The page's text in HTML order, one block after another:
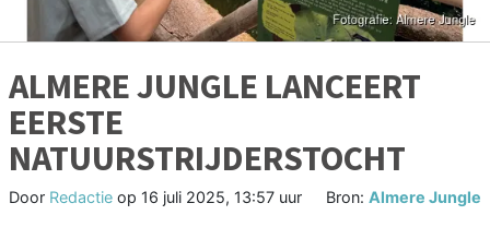
ALMERE JUNGLE LANCEERT
EERSTE
NATUURSTRIJDERSTOCHT
Door Redactie op 16 juli 2025, 13:57 uur Bron: Almere Jungle